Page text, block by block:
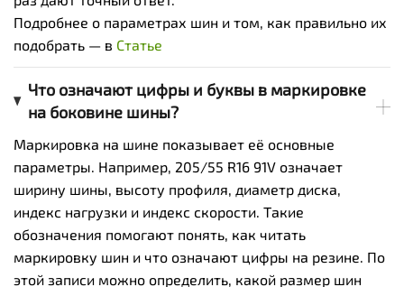
Подробнее о параметрах шин и том, как правильно их
подобрать — в Статье
Что означают цифры и буквы в маркировке
на боковине шины?
Маркировка на шине показывает её основные
параметры. Например, 205/55 R16 91V означает
ширину шины, высоту профиля, диаметр диска,
индекс нагрузки и индекс скорости. Такие
обозначения помогают понять, как читать
маркировку шин и что означают цифры на резине. По
этой записи можно определить, какой размер шин